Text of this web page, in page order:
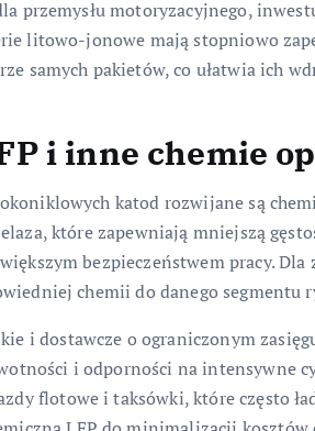
przemysłu motoryzacyjnego,
litowo-jonowe mają stopniowo
samych pakietów, co ułatwia ich
i inne chemie
katod rozwijane są
które zapewniają mniejszą
bezpieczeństwem pracy.
chemii do danego segmentu
i dostawcze o ograniczonym
i odporności na intensywne
flotowe i taksówki, które często